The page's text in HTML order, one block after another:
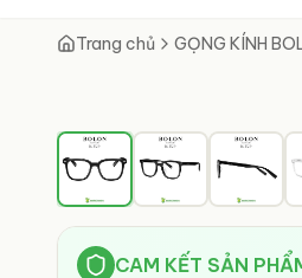
Trang chủ GỌNG KÍNH
CAM KẾT SẢN